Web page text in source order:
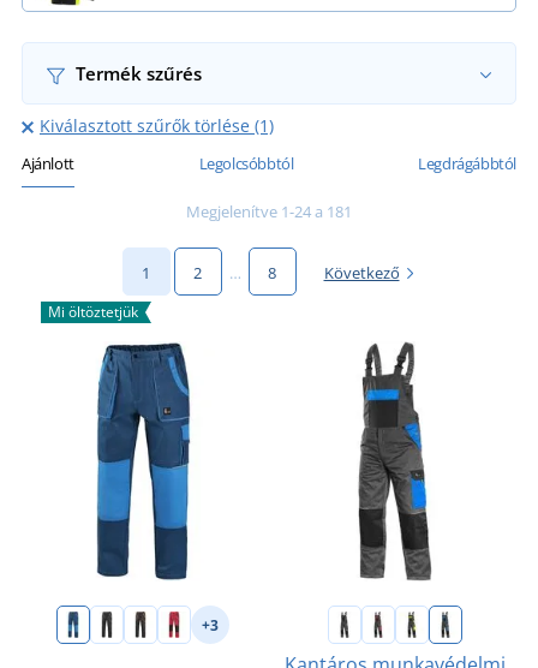
Termék szűrés
Kiválasztott szűrők törlése (1)
Ajánlott Legolcsóbbtól Legdrágábbtól
Megjelenítve 1-24 a 181
1 2 … 8 Következő
Mi öltöztetjük
+3